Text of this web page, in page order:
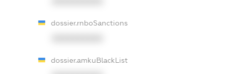
dossier.rnboSanctions
dossier.amkuBlackList